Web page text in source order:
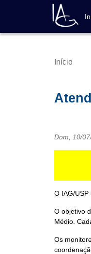
conteúdo
principal
Trilha
Início
Dom, 10/
O IAG/
O objetivo
Médio.
Os